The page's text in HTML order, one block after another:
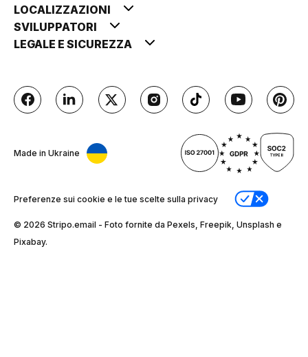
LOCALIZZAZIONI
SVILUPPATORI
LEGALE E SICUREZZA
Made in Ukraine
Preferenze sui cookie e le tue scelte sulla privacy
© 2026 Stripо.email - Foto fornite da Pexels, Freepik, Unsplash e
Pixabay.